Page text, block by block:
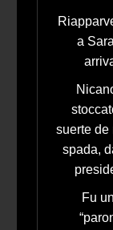
a
suerte
spada,
Fu